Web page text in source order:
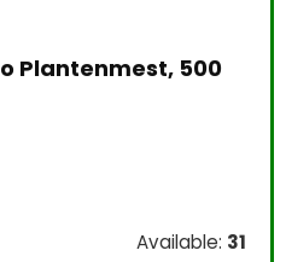
Plantenmest, 500
Available: 31